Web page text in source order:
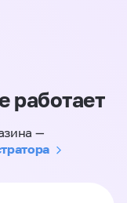
работает
—